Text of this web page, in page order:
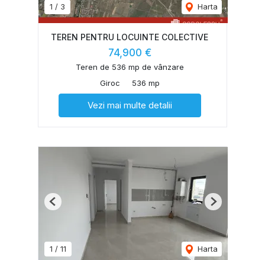
1 / 3 Harta
TEREN PENTRU LOCUINTE COLECTIVE
74,900 €
Teren de 536 mp de vânzare
Giroc
536 mp
Vezi mai multe detalii
1 / 11 Harta
Previous Next